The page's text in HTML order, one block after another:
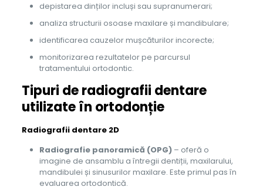
depistarea dinților incluși sau supranumerari;
analiza structurii osoase maxilare și mandibulare;
identificarea cauzelor mușcăturilor incorecte;
monitorizarea rezultatelor pe parcursul
tratamentului ortodontic.
Tipuri de radiografii dentare
utilizate în ortodonție
Radiografii dentare 2D
Radiografie panoramică (OPG)– oferă o
imagine de ansamblu a întregii dentiții, maxilarului,
mandibulei și sinusurilor maxilare. Este primul pas în
evaluarea ortodontică.